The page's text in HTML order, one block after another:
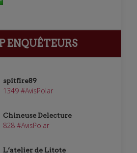
ENQUÊTEURS
spitfire89
1349 #AvisPolar
Chineuse Delecture
828 #AvisPolar
L’atelier de Litote